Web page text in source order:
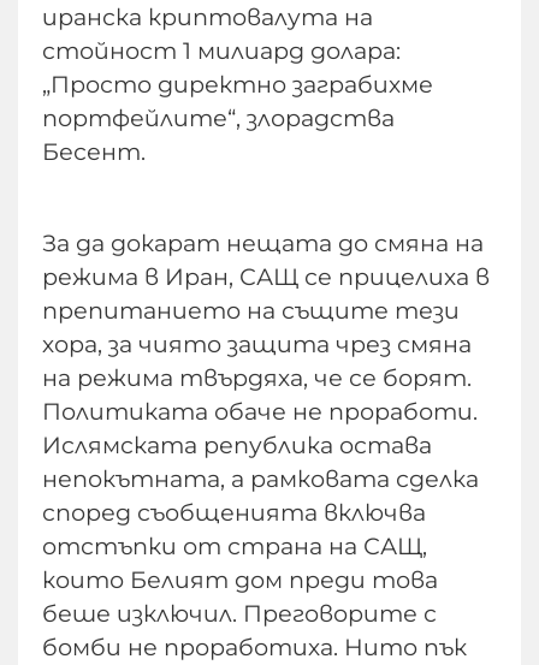
иранска криптовалута на
стойност 1 милиард долара:
„Просто директно заграбихме
портфейлите“, злорадства
Бесент.
За да докарат нещата до смяна на
режима в Иран, САЩ се прицелиха в
препитанието на същите тези
хора, за чиято защита чрез смяна
на режима твърдяха, че се борят.
Политиката обаче не проработи.
Ислямската република остава
непокътната, а рамковата сделка
според съобщенията включва
отстъпки от страна на САЩ,
които Белият дом преди това
беше изключил. Преговорите с
бомби не проработиха. Нито пък